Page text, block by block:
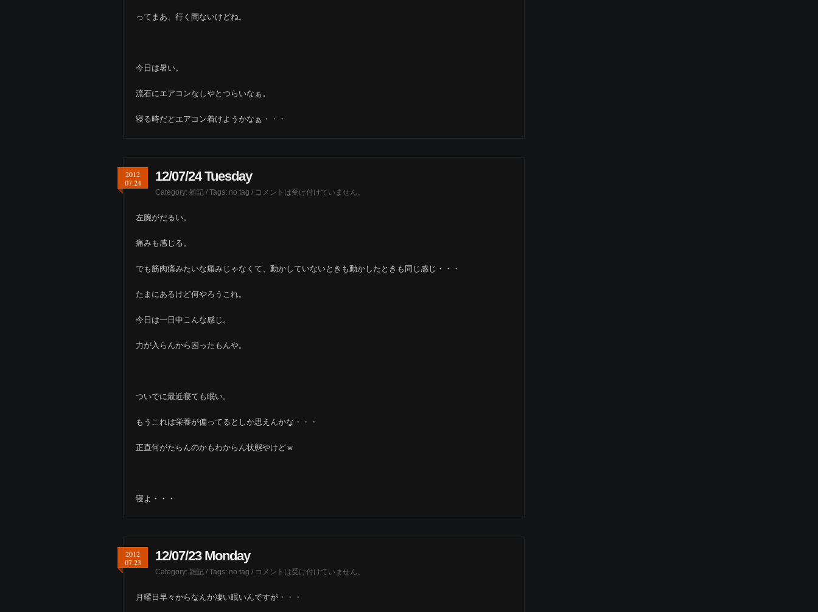
ってまあ、行く間ないけどね。
今日は暑い。
流石にエアコンなしやとつらいなぁ。
寝る時だとエアコン着けようかなぁ・・・
2012
07.24
12/07/24 Tuesday
Category: 雑記 / Tags: no tag / コメントは受け付けていません。
左腕がだるい。
痛みも感じる。
でも筋肉痛みたいな痛みじゃなくて、動かしていないときも動かしたときも同じ感じ・・・
たまにあるけど何やろうこれ。
今日は一日中こんな感じ。
力が入らんから困ったもんや。
ついでに最近寝ても眠い。
もうこれは栄養が偏ってるとしか思えんかな・・・
正直何がたらんのかもわからん状態やけどｗ
寝よ・・・
2012
07.23
12/07/23 Monday
Category: 雑記 / Tags: no tag / コメントは受け付けていません。
月曜日早々からなんか凄い眠いんですが・・・